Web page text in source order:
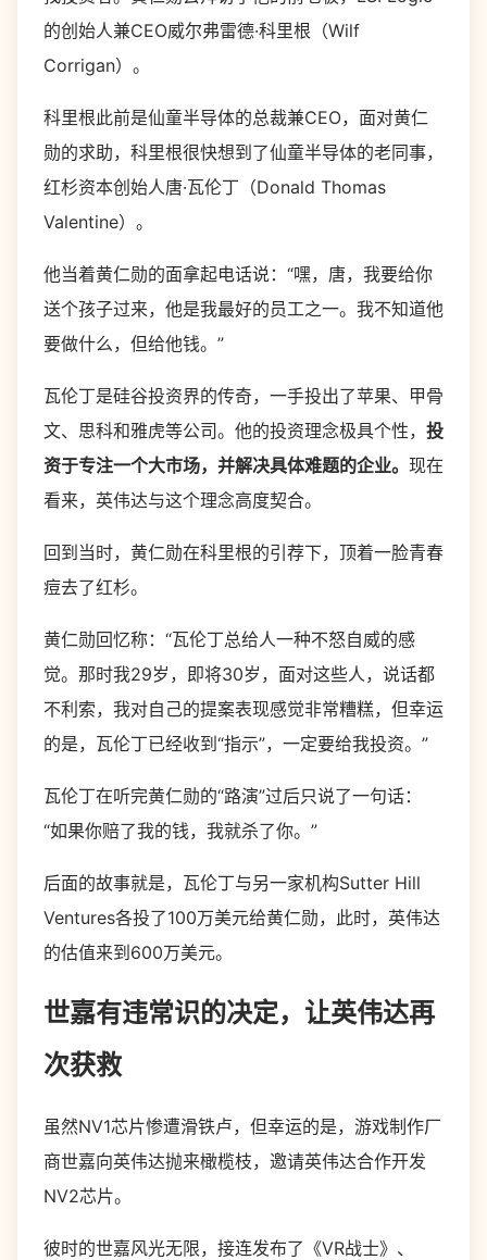
的创始人兼CEO威尔弗雷德·科里根（Wilf
Corrigan）。
科里根此前是仙童半导体的总裁兼CEO，面对黄仁
勋的求助，科里根很快想到了仙童半导体的老同事，
红杉资本创始人唐·瓦伦丁（Donald Thomas
Valentine）。
他当着黄仁勋的面拿起电话说：“嘿，唐，我要给你
送个孩子过来，他是我最好的员工之一。我不知道他
要做什么，但给他钱。”
瓦伦丁是硅谷投资界的传奇，一手投出了苹果、甲骨
文、思科和雅虎等公司。他的投资理念极具个性， 投
资于专注一个大市场，并解决具体难题的企业。 现在
看来，英伟达与这个理念高度契合。
回到当时，黄仁勋在科里根的引荐下，顶着一脸青春
痘去了红杉。
黄仁勋回忆称：“瓦伦丁总给人一种不怒自威的感
觉。那时我29岁，即将30岁，面对这些人，说话都
不利索，我对自己的提案表现感觉非常糟糕，但幸运
的是，瓦伦丁已经收到“指示”，一定要给我投资。”
瓦伦丁在听完黄仁勋的“路演”过后只说了一句话：
“如果你赔了我的钱，我就杀了你。”
后面的故事就是，瓦伦丁与另一家机构Sutter Hill
Ventures各投了100万美元给黄仁勋，此时，英伟达
的估值来到600万美元。
世嘉有违常识的决定，让英伟达再
次获救
虽然NV1芯片惨遭滑铁卢，但幸运的是，游戏制作厂
商世嘉向英伟达抛来橄榄枝，邀请英伟达合作开发
NV2芯片。
彼时的世嘉风光无限，接连发布了《VR战士》、